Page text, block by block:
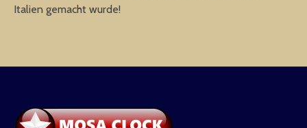
Italien gemacht wurde!